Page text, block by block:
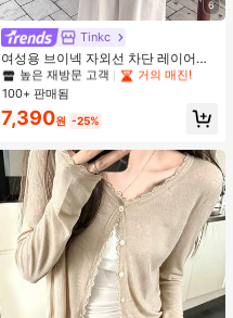
6
Tinkc
여성용 브이넥 자외선 차단 레이어링
다용도 긴팔 티셔츠 탑, 봄/여름 핑크
#2 TOP 3위 에서 새로운 여성 상의
높은 재방문 고객
#2 TOP 3위 에서 새로운 여성 상의
높은 재방문 고객
거의 매진!
#2 TOP 3위 에서 새로운 여성 상의
높은 재방문 고객
거의 매진!
#2 TOP 3위
높은 재방문 고객
100+ 판매됨
7,390원 -25%